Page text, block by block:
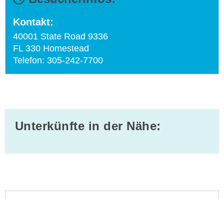
Kontakt:
40001 State Road 9336
FL 330 Homestead
Telefon: 305-242-7700
Unterkünfte in der Nähe: